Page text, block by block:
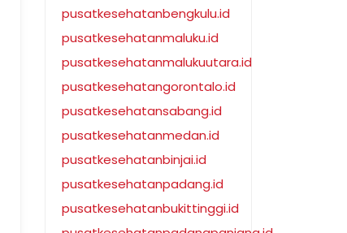
pusatkesehatanbengkulu.id
pusatkesehatanmaluku.id
pusatkesehatanmalukuutara.id
pusatkesehatangorontalo.id
pusatkesehatansabang.id
pusatkesehatanmedan.id
pusatkesehatanbinjai.id
pusatkesehatanpadang.id
pusatkesehatanbukittinggi.id